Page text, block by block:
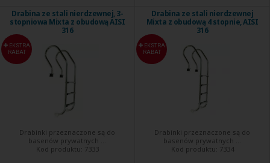
Drabina ze stali nierdzewnej, 3-
stopniowa Mixta z obudową AISI
316
EKSTRA
RABAT
Drabinki przeznaczone są do
basenów prywatnych ...
Kod produktu: 7333
Drabina ze stali nierdzewnej
Mixta z obudową 4 stopnie, AISI
316
EKSTRA
RABAT
Drabinki przeznaczone są do
basenów prywatnych ...
Kod produktu: 7334